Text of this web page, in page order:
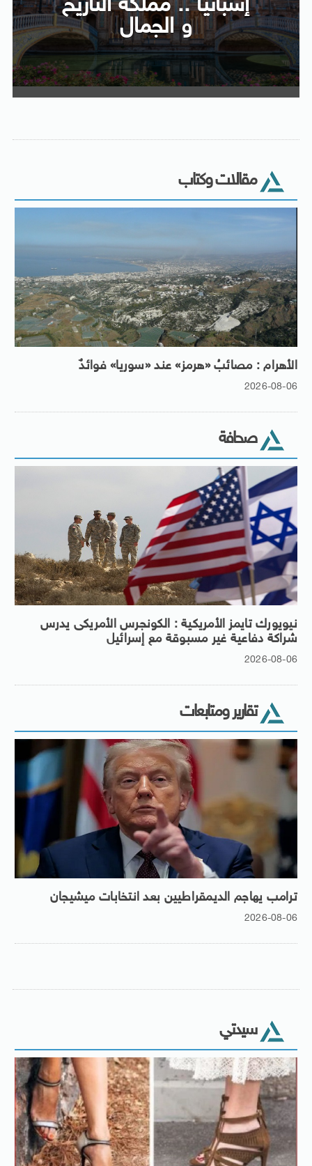
إسبانيا .. مملكة التاريخ
و الجمال
مقالات وكتاب
الأهرام : مصائبُ «هرمز» عند «سوريا» فوائدٌ
2026-08-06
صحافة
نيويورك تايمز الأمريكية : الكونجرس الأمريكى يدرس
شراكة دفاعية غير مسبوقة مع إسرائيل
2026-08-06
تقارير ومتابعات
ترامب يهاجم الديمقراطيين بعد انتخابات ميشيجان
2026-08-06
سيدتي